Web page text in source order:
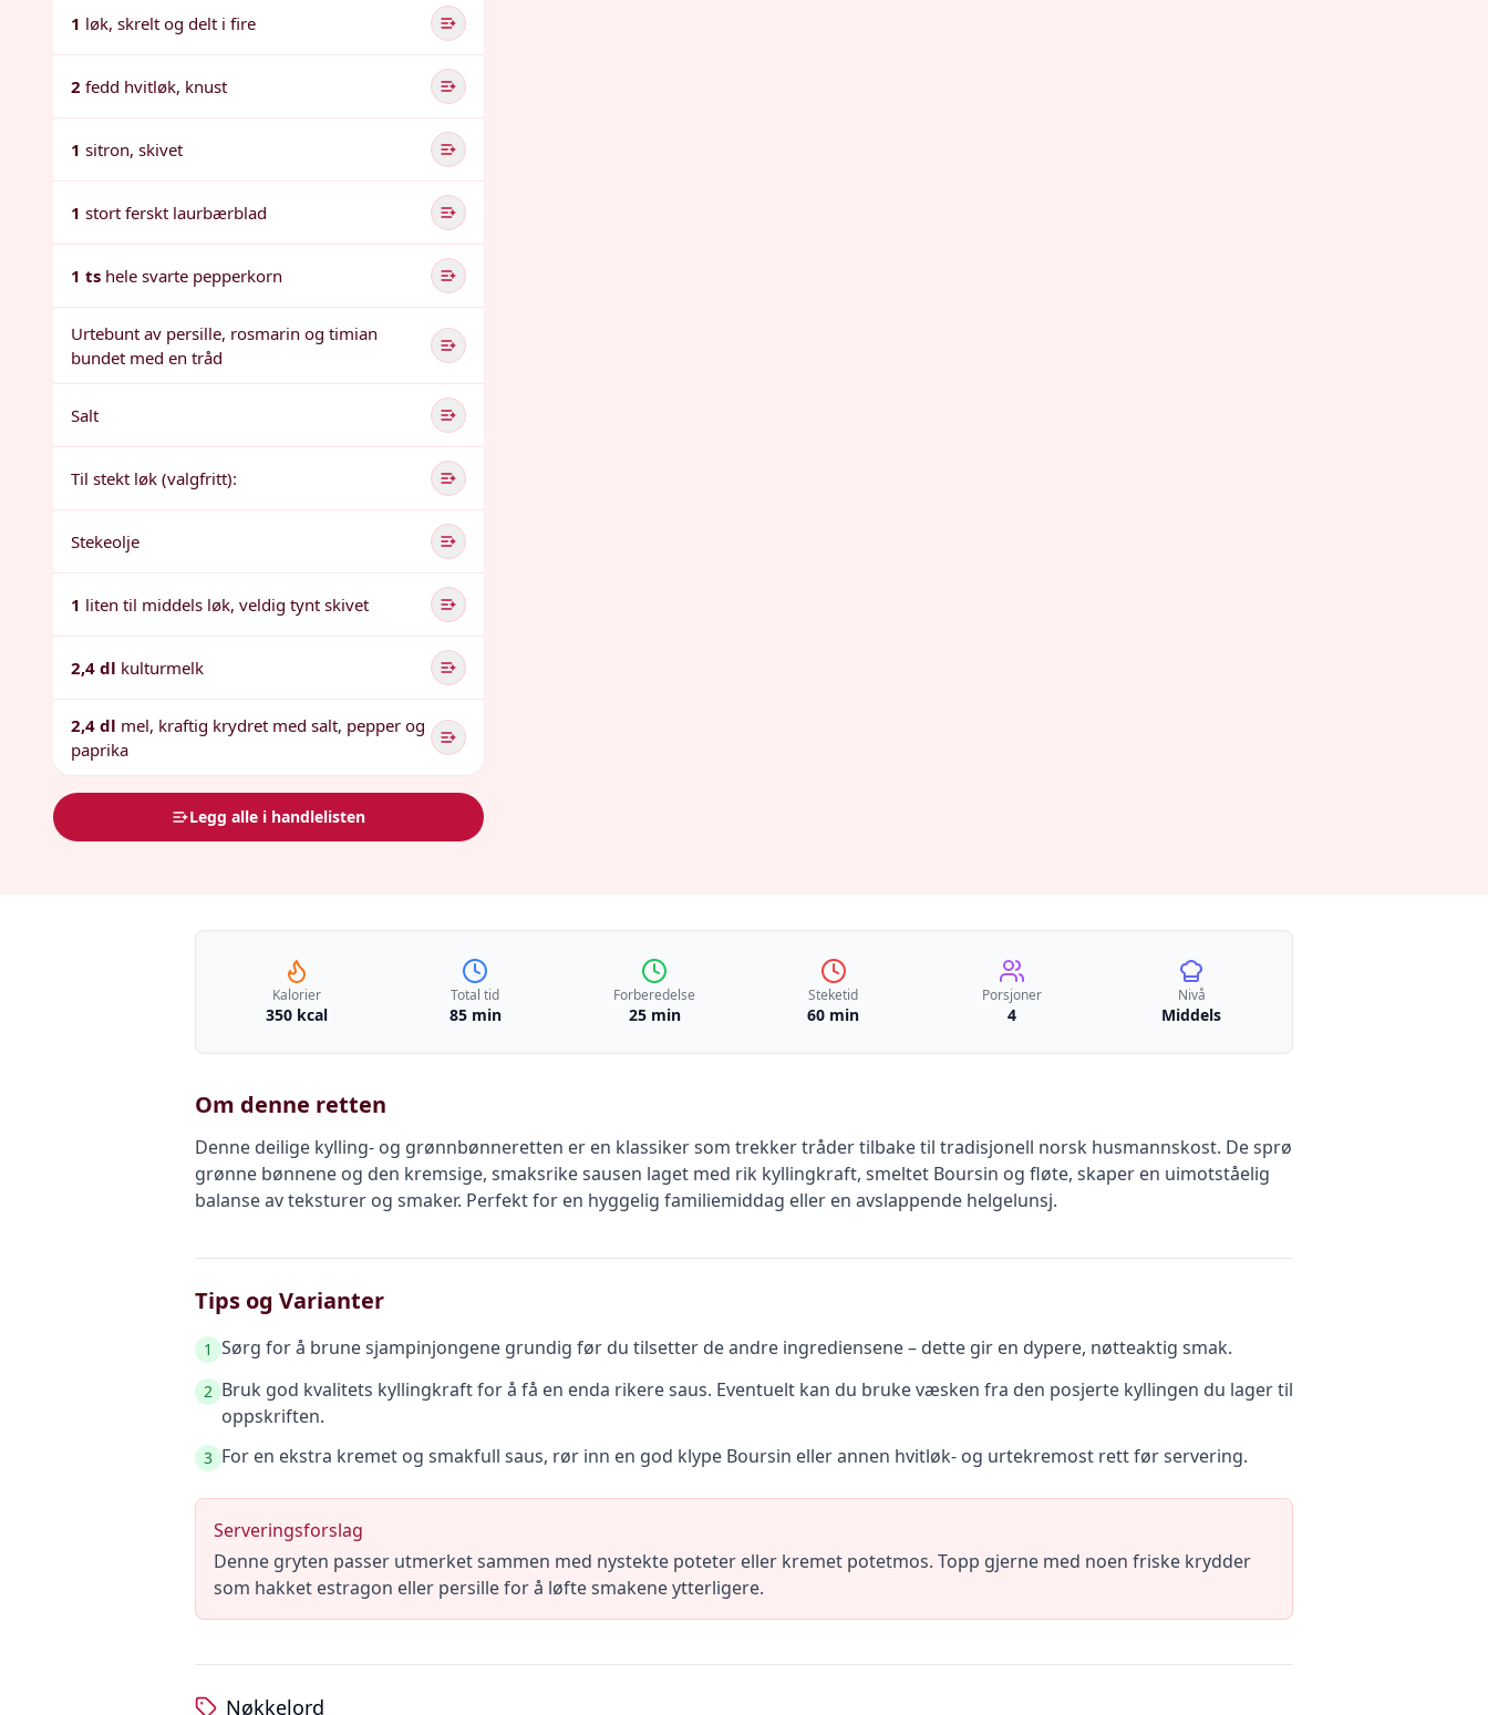
1 løk, skrelt og delt i fire
2 fedd hvitløk, knust
1 sitron, skivet
1 stort ferskt laurbærblad
1 ts hele svarte pepperkorn
Urtebunt av persille, rosmarin og timian
bundet med en tråd
Salt
Til stekt løk (valgfritt):
Stekeolje
1 liten til middels løk, veldig tynt skivet
2,4 dl kulturmelk
2,4 dl mel, kraftig krydret med salt, pepper og
paprika
Legg alle i handlelisten
Kalorier
350 kcal
Total tid
85 min
Forberedelse
25 min
Steketid
60 min
Porsjoner
4
Nivå
Middels
Om denne retten
Denne deilige kylling- og grønnbønneretten er en klassiker som trekker tråder tilbake til tradisjonell norsk husmannskost. De sprø
grønne bønnene og den kremsige, smaksrike sausen laget med rik kyllingkraft, smeltet Boursin og fløte, skaper en uimotståelig
balanse av teksturer og smaker. Perfekt for en hyggelig familiemiddag eller en avslappende helgelunsj.
Tips og Varianter
1 Sørg for å brune sjampinjongene grundig før du tilsetter de andre ingrediensene – dette gir en dypere, nøtteaktig smak.
2 Bruk god kvalitets kyllingkraft for å få en enda rikere saus. Eventuelt kan du bruke væsken fra den posjerte kyllingen du lager til
oppskriften.
3 For en ekstra kremet og smakfull saus, rør inn en god klype Boursin eller annen hvitløk- og urtekremost rett før servering.
Serveringsforslag
Denne gryten passer utmerket sammen med nystekte poteter eller kremet potetmos. Topp gjerne med noen friske krydder
som hakket estragon eller persille for å løfte smakene ytterligere.
Nøkkelord